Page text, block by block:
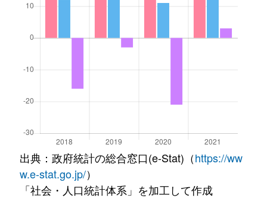
出典：政府統計の総合窓口(e-Stat)（https://ww
w.e-stat.go.jp/）
「社会・人口統計体系」を加工して作成